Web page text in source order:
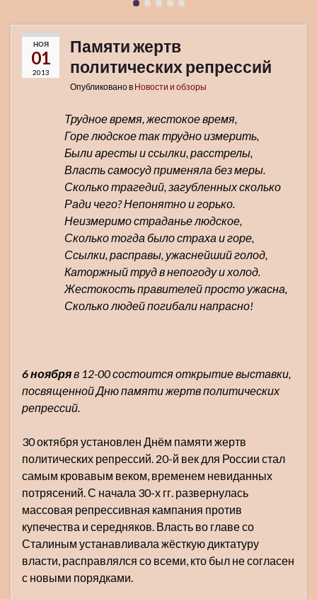
НОЯ
01
2013
Памяти жертв
политических репрессий
Опубликовано в Новости и обзоры
Трудное время, жестокое время,
Горе людское так трудно измерить,
Были аресты и ссылки, расстрелы,
Власть самосуд применяла без меры.
Сколько трагедий, загубленных сколько
Ради чего? Непонятно и горько.
Неизмеримо страданье людское,
Сколько тогда было страха и горе,
Ссылки, расправы, ужаснейший голод,
Каторжный труд в непогоду и холод.
Жестокость правителей просто ужасна,
Сколько людей погибали напрасно!
6 ноябряв 12-00 состоится открытие выставки,
посвященной Дню памяти жертв политических
репрессий.
30 октября установлен Днём памяти жертв
политических репрессий. 20-й век для России стал
самым кровавым веком, временем невиданных
потрясений. С начала 30-х гг. развернулась
массовая репрессивная кампания против
купечества и середняков. Власть во главе со
Сталиным устанавливала жёсткую диктатуру
власти, расправлялся со всеми, кто был не согласен
с новыми порядками.